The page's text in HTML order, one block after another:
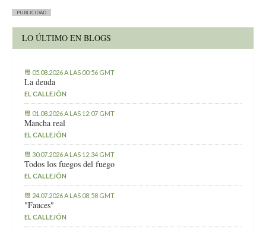
PUBLICIDAD
LO ÚLTIMO EN BLOGS
05.08.2026 A LAS 00:56 GMT
La deuda
EL CALLEJÓN
01.08.2026 A LAS 12:07 GMT
Mancha real
EL CALLEJÓN
30.07.2026 A LAS 12:34 GMT
Todos los fuegos del fuego
EL CALLEJÓN
24.07.2026 A LAS 08:58 GMT
"Fauces"
EL CALLEJÓN